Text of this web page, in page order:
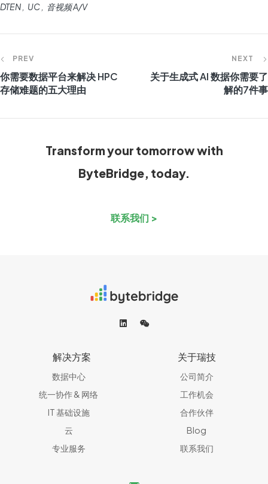
DTEN UC 音视频 A/V
PREV
你需要数据平台来解决 HPC
存储难题的五大理由
NEXT
关于生成式 AI 数据你需要了
解的7件事
Transform your tomorrow with
ByteBridge, today.
联系我们 >
解决方案
数据中心
统一协作 & 网络​
IT 基础设施
云
专业服务
关于瑞技
公司简介
工作机会
合作伙伴
Blog
联系我们